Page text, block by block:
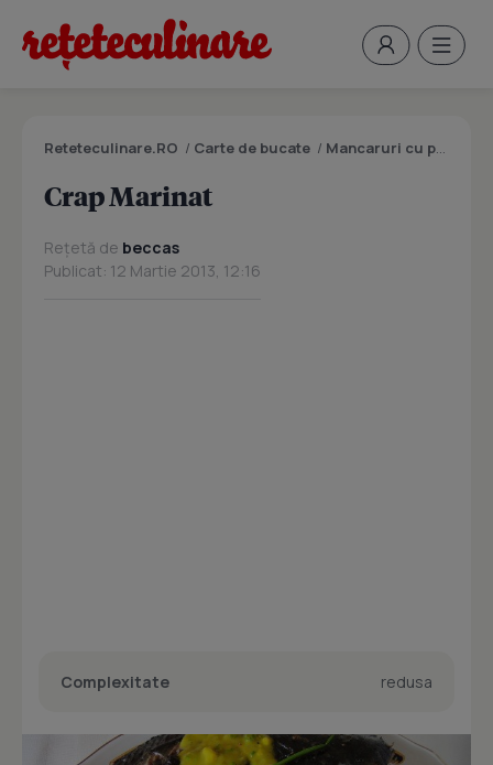
Reteteculinare.RO / Carte de bucate / Mancaruri cu peste
Crap Marinat
Rețetă de beccas
Publicat: 12 Martie 2013, 12:16
Complexitate redusa